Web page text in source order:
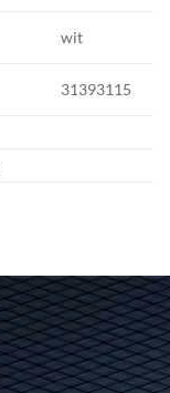
wit
31393115